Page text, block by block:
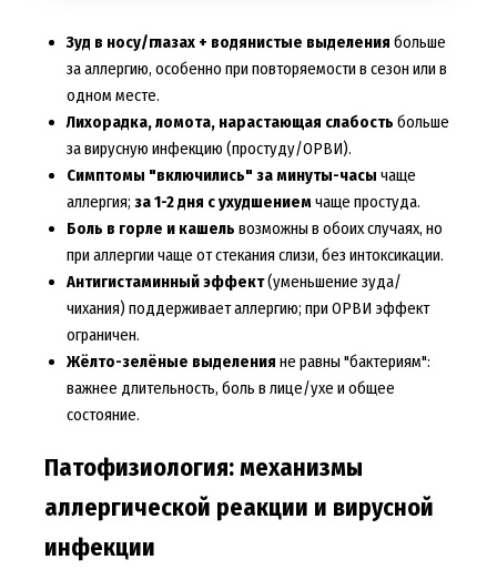
Зуд в носу/глазах + водянистые выделения больше
за аллергию, особенно при повторяемости в сезон или в
одном месте.
Лихорадка, ломота, нарастающая слабость больше
за вирусную инфекцию (простуду/ОРВИ).
Симптомы "включились" за минуты-часы чаще
аллергия; за 1-2 дня с ухудшениемчаще простуда.
Боль в горле и кашель возможны в обоих случаях, но
при аллергии чаще от стекания слизи, без интоксикации.
Антигистаминный эффект(уменьшение зуда/
чихания) поддерживает аллергию; при ОРВИ эффект
ограничен.
Жёлто-зелёные выделения не равны "бактериям":
важнее длительность, боль в лице/ухе и общее
состояние.
Патофизиология: механизмы
аллергической реакции и вирусной
инфекции